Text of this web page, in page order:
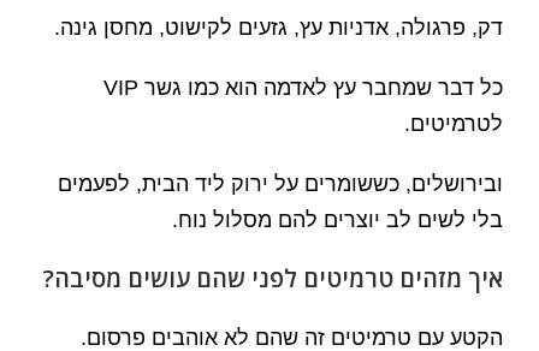
דק, פרגולה, אדניות עץ, גזעים לקישוט, מחסן גינה.
כל דבר שמחבר עץ לאדמה הוא כמו גשר VIP
לטרמיטים.
ובירושלים, כששומרים על ירוק ליד הבית, לפעמים
בלי לשים לב יוצרים להם מסלול נוח.
איך מזהים טרמיטים לפני שהם עושים מסיבה?
הקטע עם טרמיטים זה שהם לא אוהבים פרסום.